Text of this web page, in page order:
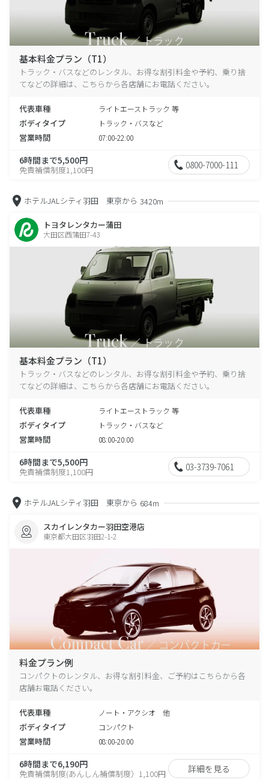
基本料金プラン（T1）
トラック・バスなどのレンタル、お得な割引料金や予約、乗り捨
てなどの詳細は、こちらから各店舗にお電話ください。
代表車種 ライトエーストラック 等
ボディタイプ トラック・バスなど
営業時間 07:00-22:00
6時間まで5,500円
免責補償制度1,100円 0800-7000-111
ホテルJALシティ羽田 東京から 3420m
トヨタレンタカー蒲田
大田区西蒲田7-43
基本料金プラン（T1）
トラック・バスなどのレンタル、お得な割引料金や予約、乗り捨
てなどの詳細は、こちらから各店舗にお電話ください。
代表車種 ライトエーストラック 等
ボディタイプ トラック・バスなど
営業時間 08:00-20:00
6時間まで5,500円
免責補償制度1,100円 03-3739-7061
ホテルJALシティ羽田 東京から 684m
スカイレンタカー羽田空港店
東京都大田区羽田2-1-2
料金プラン例
コンパクトのレンタル、お得な割引料金、ご予約はこちらから各
店舗お電話ください。
代表車種 ノート・アクシオ 他
ボディタイプ コンパクト
営業時間 08:00-20:00
6時間まで6,190円
免責補償制度(あんしん補償制度）1,100円 詳細を見る